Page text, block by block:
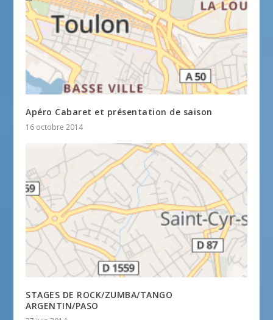
Apéro Cabaret et présentation de saison
16 octobre 2014
STAGES DE ROCK/ZUMBA/TANGO
ARGENTIN/PASO